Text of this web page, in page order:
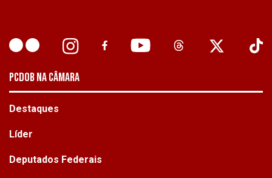
PCDOB NA CÂMARA
Destaques
Líder
Deputados Federais